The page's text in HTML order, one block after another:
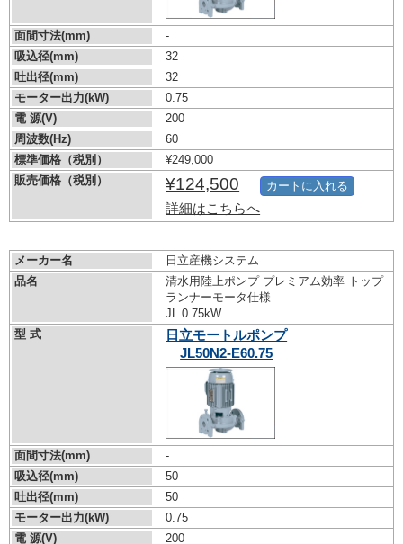
面間寸法(mm)
-
吸込径(mm)
32
吐出径(mm)
32
モーター出力(kW)
0.75
電 源(V)
200
周波数(Hz)
60
標準価格（税別）
¥249,000
販売価格（税別）
¥124,500
詳細はこちらへ
カートに入れる
メーカー名
日立産機システム
品名
清水用陸上ポンプ プレミアム効率 トップ
ランナーモータ仕様
JL 0.75kW
型 式
日立モートルポンプ
JL50N2-E60.75
面間寸法(mm)
-
吸込径(mm)
50
吐出径(mm)
50
モーター出力(kW)
0.75
電 源(V)
200